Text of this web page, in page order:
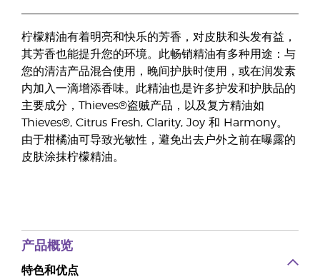
柠檬精油有着明亮和快乐的芳香，对皮肤和头发有益，
其芳香也能提升您的环境。此畅销精油有多种用途：与
您的清洁产品混合使用，晚间护肤时使用，或在润发素
内加入一滴增添香味。此精油也是许多护发和护肤品的
主要成分，Thieves®盗贼产品，以及复方精油如
Thieves®, Citrus Fresh, Clarity, Joy 和 Harmony。
由于柑橘油可导致光敏性，避免出去户外之前在曝露的
皮肤涂抹柠檬精油。
产品概览
特色和优点